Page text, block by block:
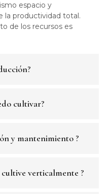
espacio y
la productividad total.
de los recursos es
cultivar?
y mantenimiento ?
cultive verticalmente ?